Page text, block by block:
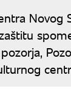
Novog